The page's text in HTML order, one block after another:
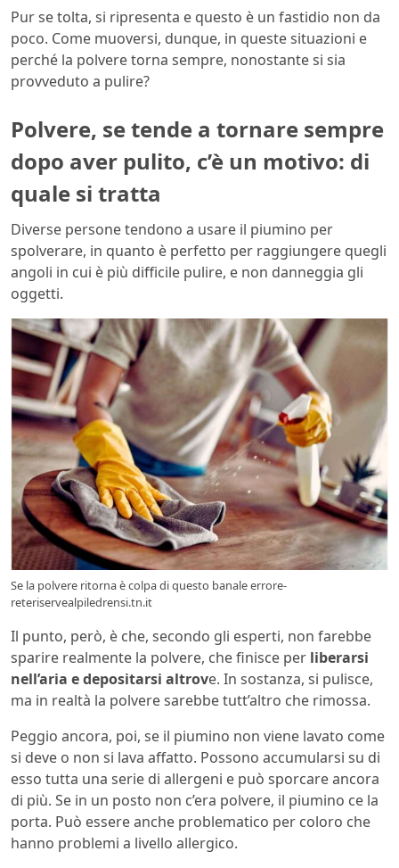
Pur se tolta, si ripresenta e questo è un fastidio non da
poco. Come muoversi, dunque, in queste situazioni e
perché la polvere torna sempre, nonostante si sia
provveduto a pulire?
Polvere, se tende a tornare sempre
dopo aver pulito, c’è un motivo: di
quale si tratta
Diverse persone tendono a usare il piumino per
spolverare, in quanto è perfetto per raggiungere quegli
angoli in cui è più difficile pulire, e non danneggia gli
oggetti.
Se la polvere ritorna è colpa di questo banale errore-
reteriservealpiledrensi.tn.it
Il punto, però, è che, secondo gli esperti, non farebbe
sparire realmente la polvere, che finisce per liberarsi
nell’aria e depositarsi altrove. In sostanza, si pulisce,
ma in realtà la polvere sarebbe tutt’altro che rimossa.
Peggio ancora, poi, se il piumino non viene lavato come
si deve o non si lava affatto. Possono accumularsi su di
esso tutta una serie di allergeni e può sporcare ancora
di più. Se in un posto non c’era polvere, il piumino ce la
porta. Può essere anche problematico per coloro che
hanno problemi a livello allergico.